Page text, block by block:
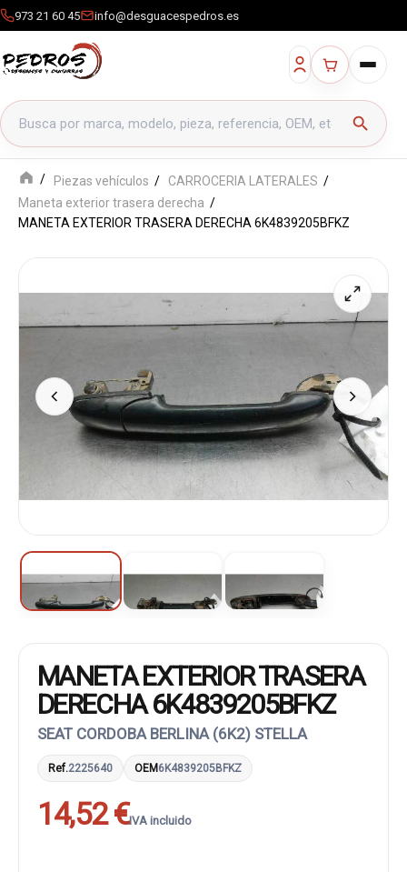
973 21 60 45 info@desguacespedros.es
Buscar productos
search
Piezas vehículos
CARROCERIA LATERALES
Maneta exterior trasera derecha
MANETA EXTERIOR TRASERA DERECHA 6K4839205BFKZ
MANETA EXTERIOR TRASERA
DERECHA 6K4839205BFKZ
SEAT CORDOBA BERLINA (6K2) STELLA
Ref.2225640 OEM6K4839205BFKZ
14,52 €IVA incluido